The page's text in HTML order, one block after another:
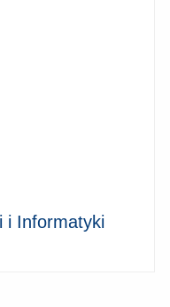
i Informatyki